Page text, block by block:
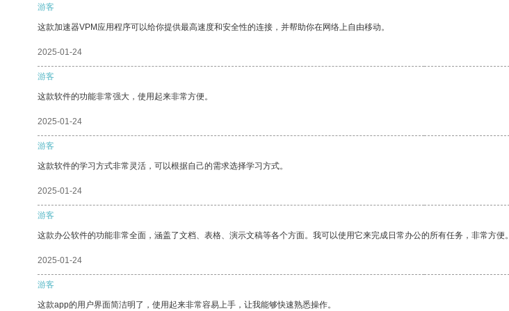
游客
这款加速器VPM应用程序可以给你提供最高速度和安全性的连接，并帮助你在网络上自由移动。
2025-01-24
游客
这款软件的功能非常强大，使用起来非常方便。
2025-01-24
游客
这款软件的学习方式非常灵活，可以根据自己的需求选择学习方式。
2025-01-24
游客
这款办公软件的功能非常全面，涵盖了文档、表格、演示文稿等各个方面。我可以使用它来完成日常办公的所有任务，非常方便。
2025-01-24
游客
这款app的用户界面简洁明了，使用起来非常容易上手，让我能够快速熟悉操作。